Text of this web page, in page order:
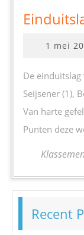
1 mei
De einduitslag van dit seizoen is geworden:Rein
Seijsener (1),
Van harte
Punten deze
Recent